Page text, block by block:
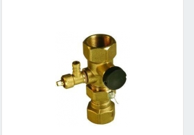
rewizyjnym 2 x 3/4
GW - 77924